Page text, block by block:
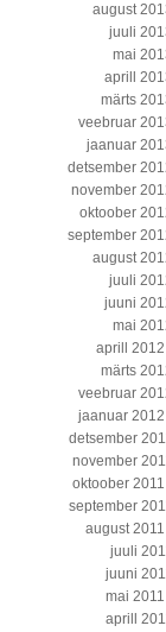
august
juuli
mai
aprill
märts
veebruar
jaanuar
detsember
november
oktoober
september
august
juuli
juuni
mai
aprill 2012
märts
veebruar
jaanuar 2012
detsember
november
oktoober 2011
september
august 2011
juuli
juuni
mai 2011
aprill